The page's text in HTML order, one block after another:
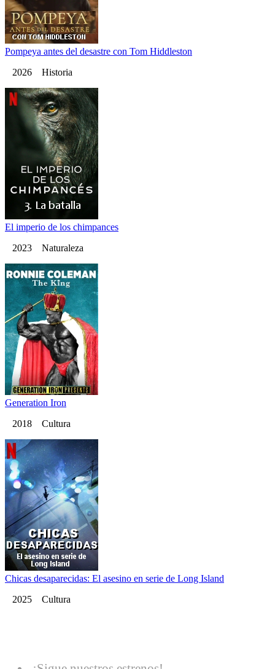
Pompeya antes del desastre con Tom Hiddleston
2026 Historia
El imperio de los chimpances
2023 Naturaleza
Generation Iron
2018 Cultura
Chicas desaparecidas: El asesino en serie de Long Island
2025 Cultura